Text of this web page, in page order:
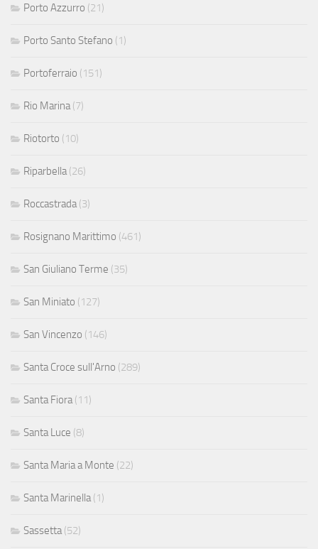
Porto Azzurro (21)
Porto Santo Stefano (1)
Portoferraio (151)
Rio Marina (7)
Riotorto (10)
Riparbella (26)
Roccastrada (3)
Rosignano Marittimo (461)
San Giuliano Terme (35)
San Miniato (127)
San Vincenzo (146)
Santa Croce sull'Arno (289)
Santa Fiora (11)
Santa Luce (8)
Santa Maria a Monte (22)
Santa Marinella (1)
Sassetta (52)